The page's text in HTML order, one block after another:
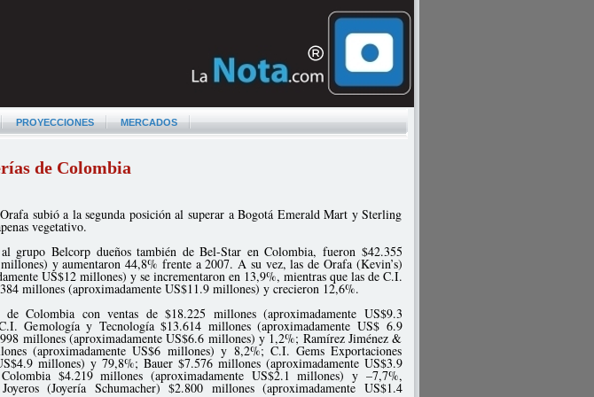
PROYECCIONES MERCADOS
de Colombia
subió a la segunda posición al superar a Bogotá Emerald Mart y Sterling
vegetativo.
grupo Belcorp dueños también de Bel-Star en Colombia, fueron $42.355
y aumentaron 44,8% frente a 2007. A su vez, las de Orafa (Kevin’s)
US$12 millones) y se incrementaron en 13,9%, mientras que las de C.I.
millones (aproximadamente US$11.9 millones) y crecieron 12,6%.
Colombia con ventas de $18.225 millones (aproximadamente US$9.3
Gemología y Tecnología $13.614 millones (aproximadamente US$ 6.9
millones (aproximadamente US$6.6 millones) y 1,2%; Ramírez Jiménez &
(aproximadamente US$6 millones) y 8,2%; C.I. Gems Exportaciones
millones) y 79,8%; Bauer $7.576 millones (aproximadamente US$3.9
$4.219 millones (aproximadamente US$2.1 millones) y –7,7%,
(Joyería Schumacher) $2.800 millones (aproximadamente US$1.4